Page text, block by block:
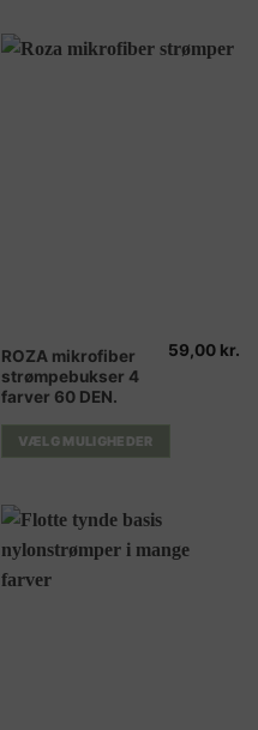
kan
vælges
ROZA mikrofiber
strømpebukser 4
farver 60 DEN.
59,00 kr.
VÆLG MULIGHEDER
Dette
vare
har
flere
varianter.
kan
vælges
på
varesiden